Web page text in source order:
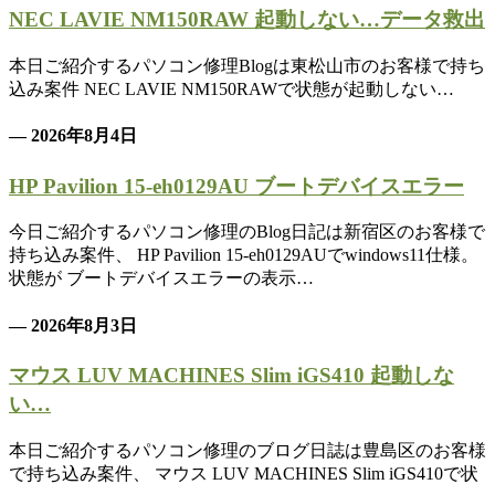
NEC LAVIE NM150RAW 起動しない…データ救出
本日ご紹介するパソコン修理Blogは東松山市のお客様で持ち
込み案件 NEC LAVIE NM150RAWで状態が起動しない…
— 2026年8月4日
HP Pavilion 15-eh0129AU ブートデバイスエラー
今日ご紹介するパソコン修理のBlog日記は新宿区のお客様で
持ち込み案件、 HP Pavilion 15-eh0129AUでwindows11仕様。
状態が ブートデバイスエラーの表示…
— 2026年8月3日
マウス LUV MACHINES Slim iGS410 起動しな
い…
本日ご紹介するパソコン修理のブログ日誌は豊島区のお客様
で持ち込み案件、 マウス LUV MACHINES Slim iGS410で状